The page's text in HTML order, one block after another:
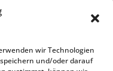
wir Technologien
und/oder darauf